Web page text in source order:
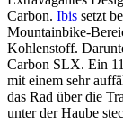
Carbon. Ibis setzt
Mountainbike-
Kohlenstoff.
Carbon SLX. Ein
mit einem sehr
das Rad über die
unter der Haube